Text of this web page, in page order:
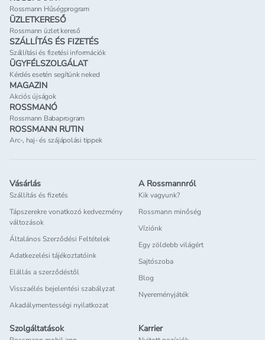
Rossmann Hűségprogram
ÜZLETKERESŐ
Rossmann üzlet kereső
SZÁLLÍTÁS ÉS FIZETÉS
Szállítási és fizetési információk
ÜGYFÉLSZOLGÁLAT
Kérdés esetén segítünk neked
MAGAZIN
Akciós újságok
ROSSMANÓ
Rossmann Babaprogram
ROSSMANN RUTIN
Arc-, haj- és szájápolási tippek
Vásárlás
Szállítás és fizetés
Tápszerekre vonatkozó kedvezmény
változások
Általános Szerződési Feltételek
Adatkezelési tájékoztatóink
Elállás a szerződéstől
Visszaélés bejelentési szabályzat
Akadálymentességi nyilatkozat
A Rossmannról
Kik vagyunk?
Rossmann minőség
Víziónk
Egy zöldebb világért
Sajtószoba
Blog
Nyereményjáték
Szolgáltatások Karrier